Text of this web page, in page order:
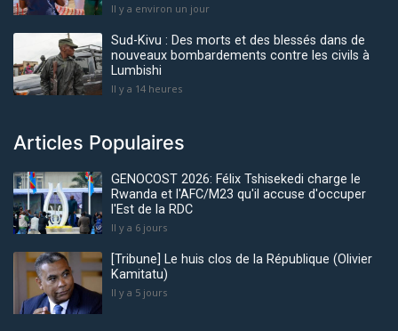
Il y a environ un jour
Sud-Kivu : Des morts et des blessés dans de
nouveaux bombardements contre les civils à
Lumbishi
Il y a 14 heures
Articles Populaires
GENOCOST 2026: Félix Tshisekedi charge le
Rwanda et l'AFC/M23 qu'il accuse d'occuper
l'Est de la RDC
Il y a 6 jours
[Tribune] Le huis clos de la République (Olivier
Kamitatu)
Il y a 5 jours